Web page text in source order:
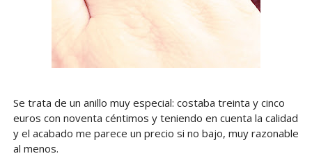
Se trata de un anillo muy especial: costaba treinta y cinco
euros con noventa céntimos y teniendo en cuenta la calidad
y el acabado me parece un precio si no bajo, muy razonable
al menos.